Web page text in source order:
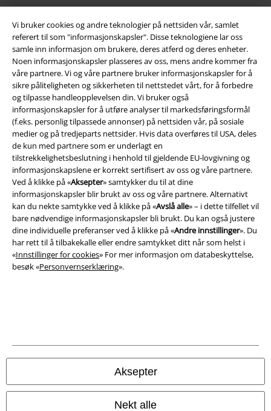
Vi bruker cookies og andre teknologier på nettsiden vår, samlet
referert til som "informasjonskapsler". Disse teknologiene lar oss
samle inn informasjon om brukere, deres atferd og deres enheter.
Noen informasjonskapsler plasseres av oss, mens andre kommer fra
våre partnere. Vi og våre partnere bruker informasjonskapsler for å
sikre påliteligheten og sikkerheten til nettstedet vårt, for å forbedre
og tilpasse handleopplevelsen din. Vi bruker også
informasjonskapsler for å utføre analyser til markedsføringsformål
(f.eks. personlig tilpassede annonser) på nettsiden vår, på sosiale
medier og på tredjeparts nettsider. Hvis data overføres til USA, deles
de kun med partnere som er underlagt en
tilstrekkelighetsbeslutning i henhold til gjeldende EU-lovgivning og
informasjonskapslene er korrekt sertifisert av oss og våre partnere.
Ved å klikke på «Aksepter» samtykker du til at dine
informasjonskapsler blir brukt av oss og våre partnere. Alternativt
kan du nekte samtykke ved å klikke på «Avslå alle» – i dette tilfellet vil
bare nødvendige informasjonskapsler bli brukt. Du kan også justere
dine individuelle preferanser ved å klikke på «Andre innstillinger». Du
har rett til å tilbakekalle eller endre samtykket ditt når som helst i
«Innstillinger for cookies» For mer informasjon om databeskyttelse,
besøk «Personvernserklæring».
Aksepter
Nekt alle
A Warner Music Group Company
Juridisk informasjon/Vilkår
Vilkår
Impressum
Angre bestilling